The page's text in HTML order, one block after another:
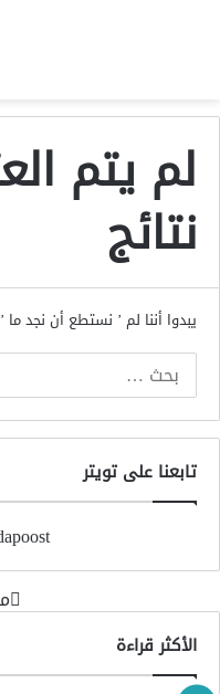
لم يتم
نتائج
يبدوا أننا لم ’ نستطع أن نجد
تابعنا على تويتر
الأكثر قراءة